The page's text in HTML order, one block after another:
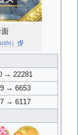
）
→ 22281
→ 6653
→ 6117